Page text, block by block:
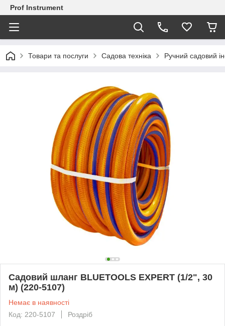
Prof Instrument
Товари та послуги Садова техніка Ручний садовий
Садовий шланг BLUETOOLS EXPERT (1/2", 30
м) (220-5107)
Немає в наявності
Код: 220-5107
Роздріб